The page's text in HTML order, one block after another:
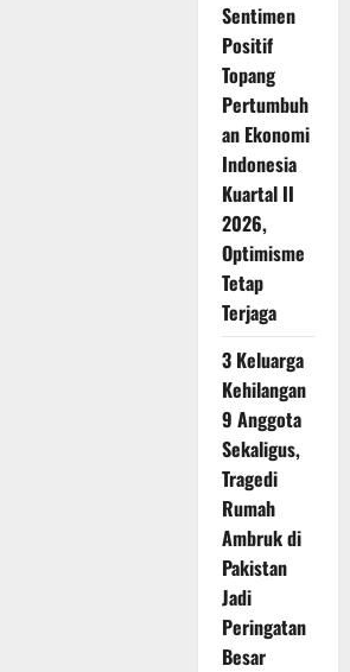
Sentimen
Positif
Topang
Pertumbuh
an Ekonomi
Indonesia
Kuartal II
2026,
Optimisme
Tetap
Terjaga
3 Keluarga
Kehilangan
9 Anggota
Sekaligus,
Tragedi
Rumah
Ambruk di
Pakistan
Jadi
Peringatan
Besar